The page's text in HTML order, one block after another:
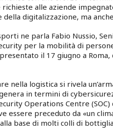
alle aziende
della digitalizzazione, ma
ne parla Fabio Nussio,
per la mobilità di
il 17 giugno a Roma,
nella logistica si rivela
in termini di
Operations Centre
essere preceduto da «un
base di molti colli di